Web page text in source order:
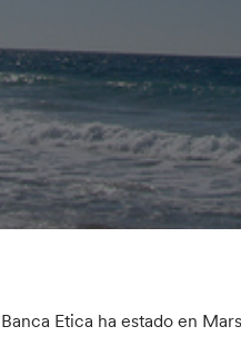
Banca Etica ha estado en